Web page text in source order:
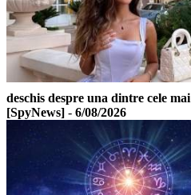
deschis despre una dintre cele
[SpyNews] - 6/08/2026